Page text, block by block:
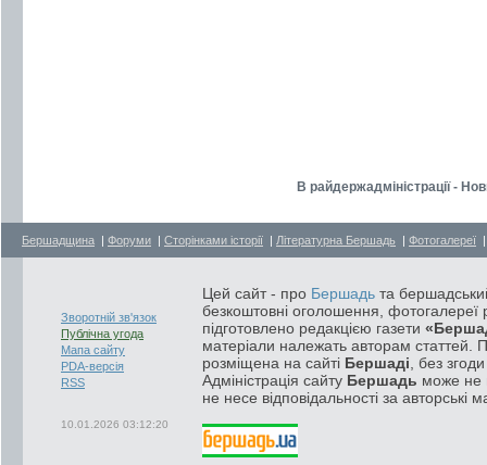
В райдержадміністрації -
Бершадщина | Форуми | Сторінками історії | Літературна Бершадь | Фотогалереї
Зворотній зв'язок
Публічна угода
Мапа сайту
PDA-версія
RSS
10.01.2026 03:12:20
Цей сайт - про Бершадь та
безкоштовні оголошення, фотогалереї
підготовлено редакцією газети
матеріали належать авторам статтей.
розміщена на сайті Бершаді , без
Адміністрація сайту Бершадь може не
не несе відповідальності за авторські